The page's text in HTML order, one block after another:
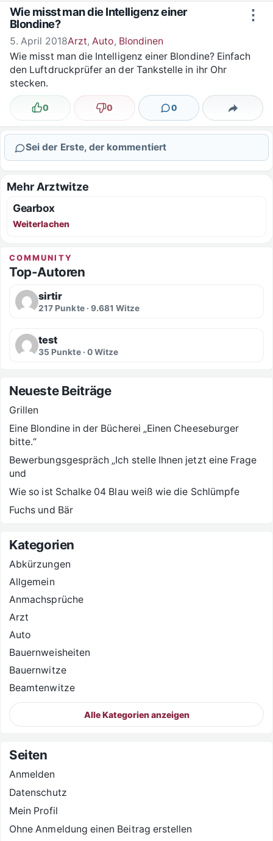
Zum Inhalt springen ⋮
Wie misst man die Intelligenz einer
Blondine?
5. April 2018Arzt,Auto, Blondinen
Wie misst man die Intelligenz einer Blondine? Einfach
den Luftdruckprüfer an der Tankstelle in ihr Ohr
stecken.
Lustig
0 Nicht lustig
0 0
Kommentare Teilen
Sei der Erste, der kommentiert
Mehr Arztwitze
Gearbox
Weiterlachen
COMMUNITY
Top-Autoren
sirtir
217 Punkte · 9.681 Witze
test
35 Punkte · 0 Witze
Neueste Beiträge
Grillen
Eine Blondine in der Bücherei „Einen Cheeseburger
bitte.“
Bewerbungsgespräch „Ich stelle Ihnen jetzt eine Frage
und
Wie so ist Schalke 04 Blau weiß wie die Schlümpfe
Fuchs und Bär
Kategorien
Abkürzungen
Allgemein
Anmachsprüche
Arzt
Auto
Bauernweisheiten
Bauernwitze
Beamtenwitze
Alle Kategorien anzeigen
Seiten
Anmelden
Datenschutz
Mein Profil
Ohne Anmeldung einen Beitrag erstellen